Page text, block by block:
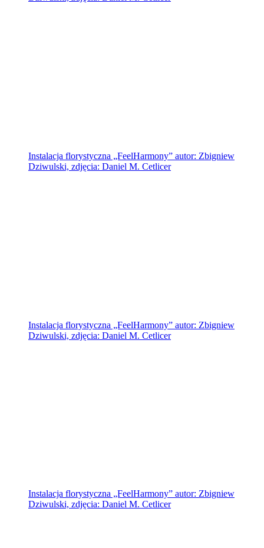
Instalacja florystyczna „FeelHarmony” autor: Zbigniew
Dziwulski, zdjęcia: Daniel M. Cetlicer
Instalacja florystyczna „FeelHarmony” autor: Zbigniew
Dziwulski, zdjęcia: Daniel M. Cetlicer
Instalacja florystyczna „FeelHarmony” autor: Zbigniew
Dziwulski, zdjęcia: Daniel M. Cetlicer